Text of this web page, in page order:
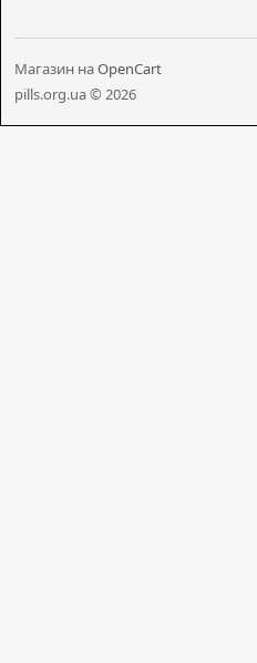
Магазин наOpenCart
pills.org.ua © 2026